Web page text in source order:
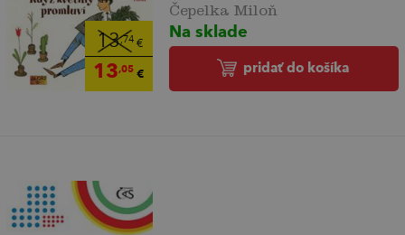
13,74€
13,05€
Čepelka Miloň
Na sklade
pridať do košíka